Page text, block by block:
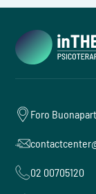
Foro
02 00705120